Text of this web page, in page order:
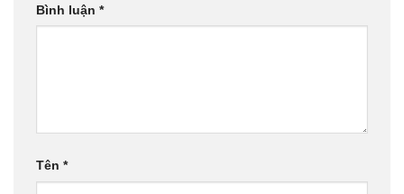
Bình luận *
Tên *